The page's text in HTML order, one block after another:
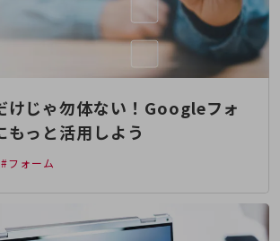
情報
元管理
ーション)
けじゃ勿体ない！Googleフォ
もっと活用しよう
#フォーム